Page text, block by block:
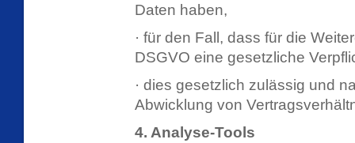
Daten haben,
· für den Fall, dass für die
DSGVO eine gesetzliche
· dies gesetzlich zulässig und
Abwicklung von
4. Analyse-Tools